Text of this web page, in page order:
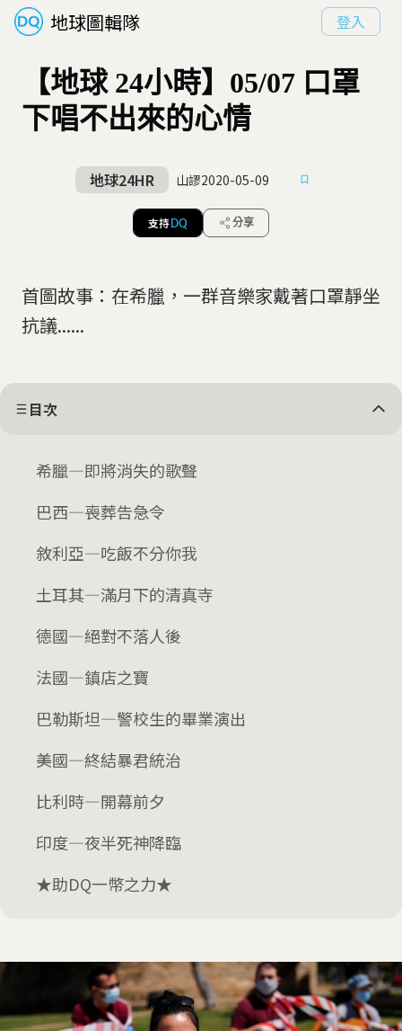
地球圖輯隊 登入
【地球 24小時】05/07 口罩
下唱不出來的心情
地球24HR 山謬2020-05-09
支持 DQ 分享
首圖故事：在希臘，一群音樂家戴著口罩靜坐
抗議......
目次
希臘—即將消失的歌聲
巴西—喪葬告急令
敘利亞—吃飯不分你我
土耳其—滿月下的清真寺
德國—絕對不落人後
法國—鎮店之寶
巴勒斯坦—警校生的畢業演出
美國—終結暴君統治
比利時—開幕前夕
印度—夜半死神降臨
★助DQ一幣之力★